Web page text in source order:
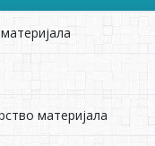
материјала